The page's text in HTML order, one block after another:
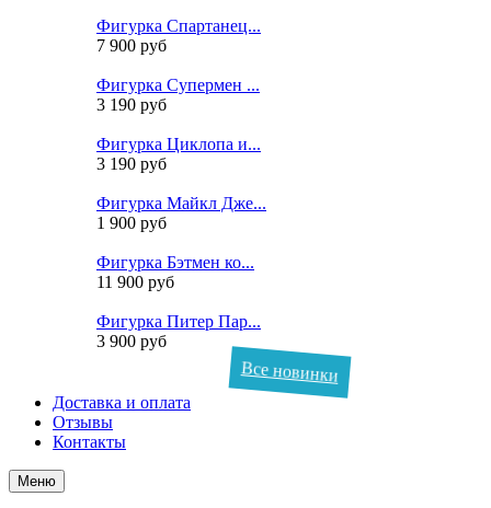
Фигурка Спартанец...
7 900 руб
Фигурка Супермен ...
3 190 руб
Фигурка Циклопа и...
3 190 руб
Фигурка Майкл Дже...
1 900 руб
Фигурка Бэтмен ко...
11 900 руб
Фигурка Питер Пар...
3 900 руб
Все новинки
Доставка и оплата
Отзывы
Контакты
Меню